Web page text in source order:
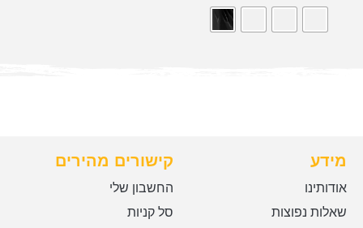
מידע
אודותינו
שאלות נפוצות
קישורים מהירים
החשבון שלי
סל קניות